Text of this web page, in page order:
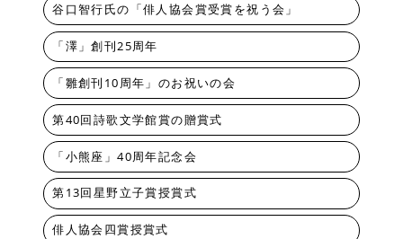
谷口智行氏の「俳人協会賞受賞を祝う会」
「澤」創刊25周年
「雛創刊10周年」のお祝いの会
第40回詩歌文学館賞の贈賞式
「小熊座」40周年記念会
第13回星野立子賞授賞式
俳人協会四賞授賞式